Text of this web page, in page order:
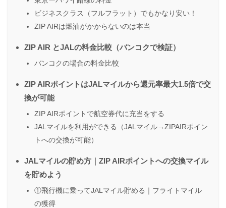
ビジネスクラス（フルフラット）でもかなり安い！
ZIP AIRは燃油がかからないのは本当
ZIP AIR とJALの料金比較（バンコクで検証）
バンコクの場合の料金比較
ZIP AIRポイントはJALマイルから還元率最大1.5倍で交
換が可能
ZIP AIRポイントで航空券代に充当をする
JALマイルを利用ができる（JALマイル→ZIPAIRポイン
トへの交換が可能）
JALマイルの貯め方｜ZIP AIRポイントへの交換マイル
を貯めよう
①飛行機に乗ってJALマイル貯める｜フライトマイル
の獲得